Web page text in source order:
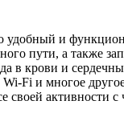
и
пути, а также
в крови и
Fi и многое
своей